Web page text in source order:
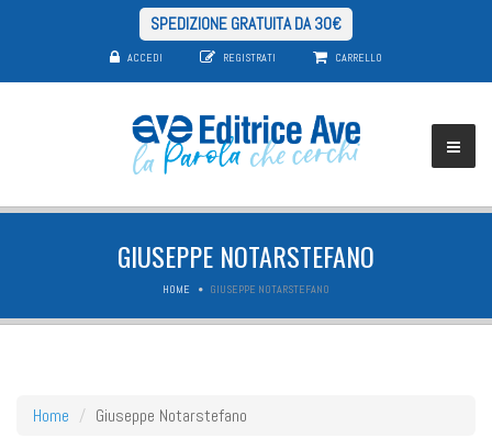
SPEDIZIONE GRATUITA DA 30€
ACCEDI REGISTRATI CARRELLO
GIUSEPPE NOTARSTEFANO
HOME GIUSEPPE NOTARSTEFANO
Home Giuseppe Notarstefano